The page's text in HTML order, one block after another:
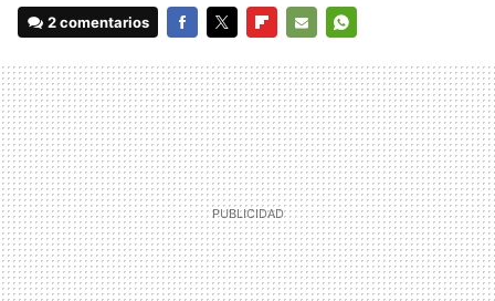
2 comentarios
MAIL